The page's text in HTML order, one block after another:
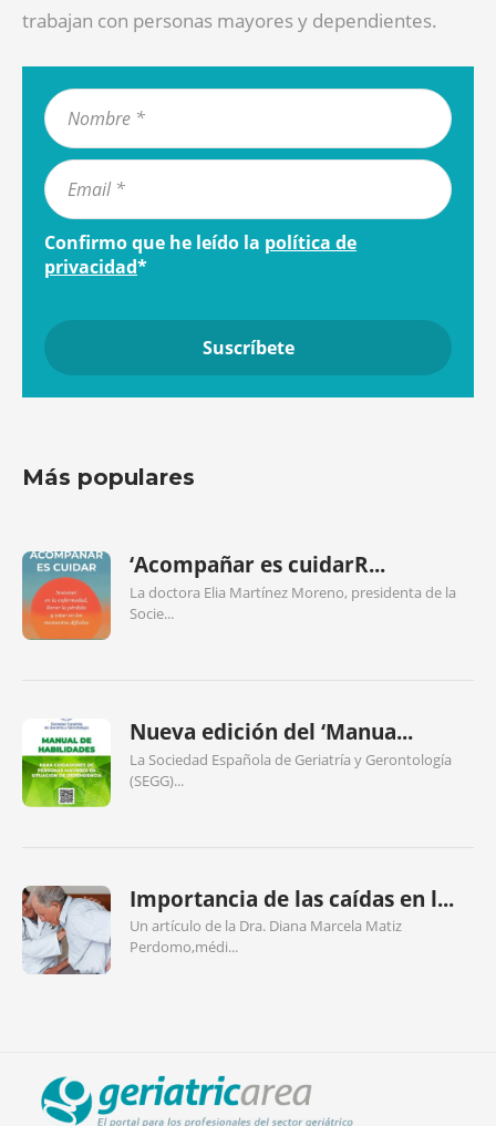
trabajan con personas mayores y dependientes.
Confirmo que he leído la política de
privacidad*
Más populares
‘Acompañar es cuidarR...
La doctora Elia Martínez Moreno, presidenta de la
Socie...
Nueva edición del ‘Manua...
La Sociedad Española de Geriatría y Gerontología
(SEGG)...
Importancia de las caídas en l...
Un artículo de la Dra. Diana Marcela Matiz
Perdomo,médi...